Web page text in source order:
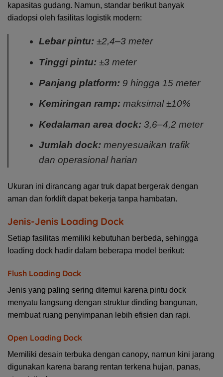
kapasitas gudang. Namun, standar berikut banyak
diadopsi oleh fasilitas logistik modern:
Lebar pintu:±2,4–3 meter
Tinggi pintu:±3 meter
Panjang platform:9 hingga 15 meter
Kemiringan ramp:maksimal ±10%
Kedalaman area dock:3,6–4,2 meter
Jumlah dock:menyesuaikan trafik
dan operasional harian
Ukuran ini dirancang agar truk dapat bergerak dengan
aman dan forklift dapat bekerja tanpa hambatan.
Jenis-Jenis Loading Dock
Setiap fasilitas memiliki kebutuhan berbeda, sehingga
loading dock hadir dalam beberapa model berikut:
Flush Loading Dock
Jenis yang paling sering ditemui karena pintu dock
menyatu langsung dengan struktur dinding bangunan,
membuat ruang penyimpanan lebih efisien dan rapi.
Open Loading Dock
Memiliki desain terbuka dengan canopy, namun kini jarang
digunakan karena barang rentan terkena hujan, panas,